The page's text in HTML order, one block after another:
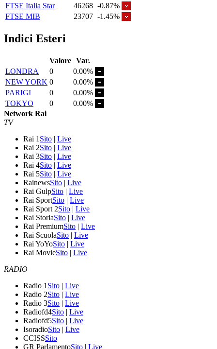
FTSE Italia Star
46268 -0.87%
FTSE MIB
23707 -1.45%
Indici Esteri
Valore Var.
LONDRA
0
0.00%
NEW YORK 0
0.00%
PARIGI
0
0.00%
TOKYO
0
0.00%
Network Rai
TV
Rai 1 Sito | Live
Rai 2Sito | Live
Rai 3Sito | Live
Rai 4Sito | Live
Rai 5Sito | Live
RainewsSito | Live
Rai GulpSito | Live
Rai SportSito | Live
Rai Sport 2Sito | Live
Rai StoriaSito | Live
Rai PremiumSito | Live
Rai ScuolaSito | Live
Rai YoYoSito | Live
Rai MovieSito | Live
RADIO
Radio 1 Sito | Live
Radio 2Sito | Live
Radio 3Sito | Live
Radiofd4Sito | Live
Radiofd5Sito | Live
IsoradioSito | Live
CCISSSito
GR ParlamentoSito | Live